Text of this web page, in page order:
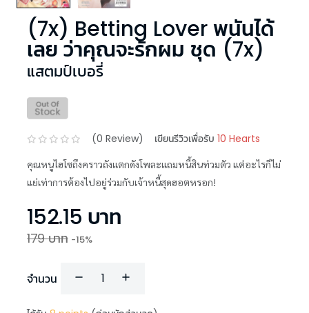
(7x) Betting Lover พนันได้
เลย ว่าคุณจะรักผม ชุด (7x)
แสตมป์เบอรี่
(0 Review) เขียนรีวิวเพื่อรับ 10 Hearts
คุณหนูไฮโซถึงคราวถังแตกดังโพละแถมหนี้สินท่วมตัว แต่อะไรก็ไม่
แย่เท่าการต้องไปอยู่ร่วมกับเจ้าหนี้สุดฮอตหรอก!
152.15 บาท
179บาท -15%
จำนวน